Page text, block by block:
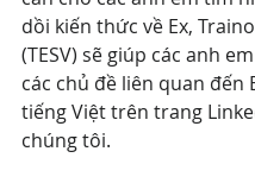
dồi kiến thức về Ex,
(TESV) sẽ giúp các anh
các chủ đề liên quan đến
tiếng Việt trên trang
chúng tôi.